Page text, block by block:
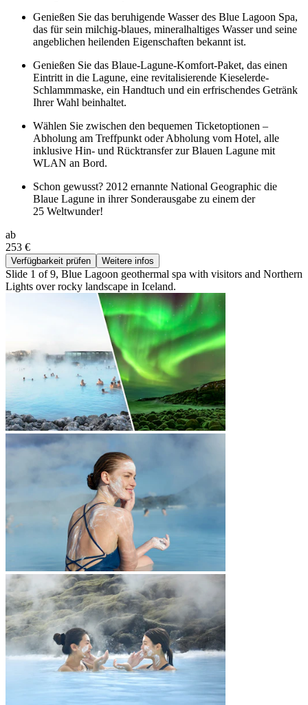
Genießen Sie das beruhigende Wasser des Blue Lagoon Spa,
das für sein milchig-blaues, mineralhaltiges Wasser und seine
angeblichen heilenden Eigenschaften bekannt ist.
Genießen Sie das Blaue-Lagune-Komfort-Paket, das einen
Eintritt in die Lagune, eine revitalisierende Kieselerde-
Schlammmaske, ein Handtuch und ein erfrischendes Getränk
Ihrer Wahl beinhaltet.
Wählen Sie zwischen den bequemen Ticketoptionen –
Abholung am Treffpunkt oder Abholung vom Hotel, alle
inklusive Hin- und Rücktransfer zur Blauen Lagune mit
WLAN an Bord.
Schon gewusst? 2012 ernannte National Geographic die
Blaue Lagune in ihrer Sonderausgabe zu einem der
25 Weltwunder!
ab
253 €
Verfügbarkeit prüfen Weitere infos
Slide 1 of 9, Blue Lagoon geothermal spa with visitors and Northern
Lights over rocky landscape in Iceland.